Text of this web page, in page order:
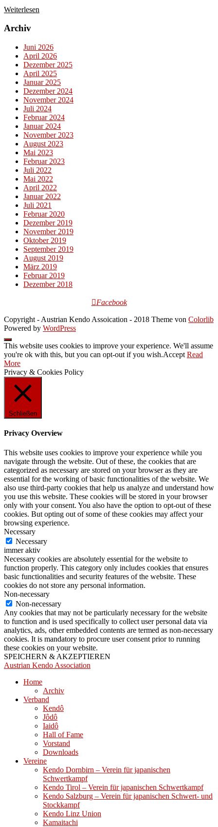
Weiterlesen
Archiv
Juni 2026
April 2026
Dezember 2025
April 2025
Januar 2025
Dezember 2024
November 2024
Juli 2024
Februar 2024
Januar 2024
November 2023
August 2023
Mai 2023
Februar 2023
Juli 2022
Mai 2022
April 2022
Januar 2022
Juli 2021
Februar 2020
Dezember 2019
November 2019
Oktober 2019
September 2019
August 2019
März 2019
Februar 2019
Dezember 2018
Facebook
Copyright - Austrian Kendo Assoication - 2018 Theme von Colorlib
Powered by WordPress
This website uses cookies to improve your experience. We'll assume
you're ok with this, but you can opt-out if you wish.Accept Read
More
Privacy & Cookies Policy
Schließen
Privacy Overview
This website uses cookies to improve your experience while you
navigate through the website. Out of these, the cookies that are
categorized as necessary are stored on your browser as they are
essential for the working of basic functionalities of the website. We
also use third-party cookies that help us analyze and understand how
you use this website. These cookies will be stored in your browser
only with your consent. You also have the option to opt-out of these
cookies. But opting out of some of these cookies may affect your
browsing experience.
Necessary
Necessary
immer aktiv
Necessary cookies are absolutely essential for the website to
function properly. This category only includes cookies that ensures
basic functionalities and security features of the website. These
cookies do not store any personal information.
Non-necessary
Non-necessary
Any cookies that may not be particularly necessary for the website
to function and is used specifically to collect user personal data via
analytics, ads, other embedded contents are termed as non-necessary
cookies. It is mandatory to procure user consent prior to running
these cookies on your website.
SPEICHERN & AKZEPTIEREN
Austrian Kendo Association
Home
Archiv
Verband
Kendô
Jôdô
Iaidô
Hall of Fame
Vorstand
Downloads
Vereine
Kendo Dornbirn – Verein für japanischen
Schwertkampf
Kendo Tirol – Verein für japanischen Schwertkampf
Kendo Salzburg – Verein für japanischen Schwert- und
Stockkampf
Kendo Linz Union
Kamaitachi